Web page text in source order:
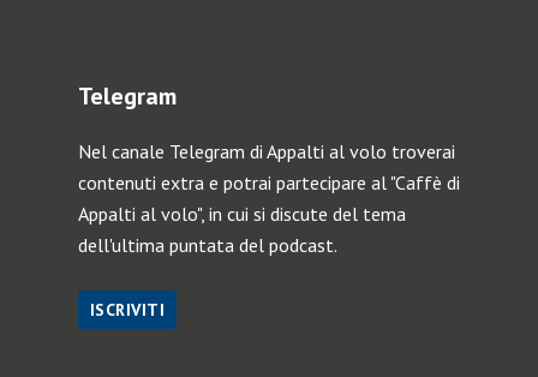
Telegram
Nel canale Telegram di Appalti al volo troverai
contenuti extra e potrai partecipare al "Caffè di
Appalti al volo", in cui si discute del tema
dell'ultima puntata del podcast.
ISCRIVITI